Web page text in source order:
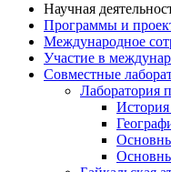
Научная
Программы и
Международное
Участие в
Совместные
Лаборатория
История